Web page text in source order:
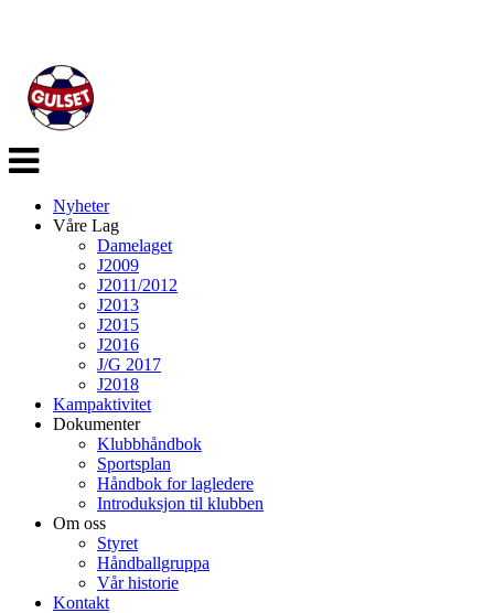
Veksle
navigasjon
Nyheter
Våre Lag
Damelaget
J2009
J2011/2012
J2013
J2015
J2016
J/G 2017
J2018
Kampaktivitet
Dokumenter
Klubbhåndbok
Sportsplan
Håndbok for lagledere
Introduksjon til klubben
Om oss
Styret
Håndballgruppa
Vår historie
Kontakt